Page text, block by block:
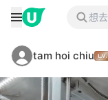
tam hoi chiu